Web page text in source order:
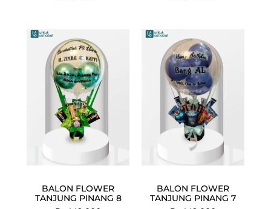
BALON FLOWER
TANJUNG PINANG 8
BALON FLOWER
TANJUNG PINANG 7